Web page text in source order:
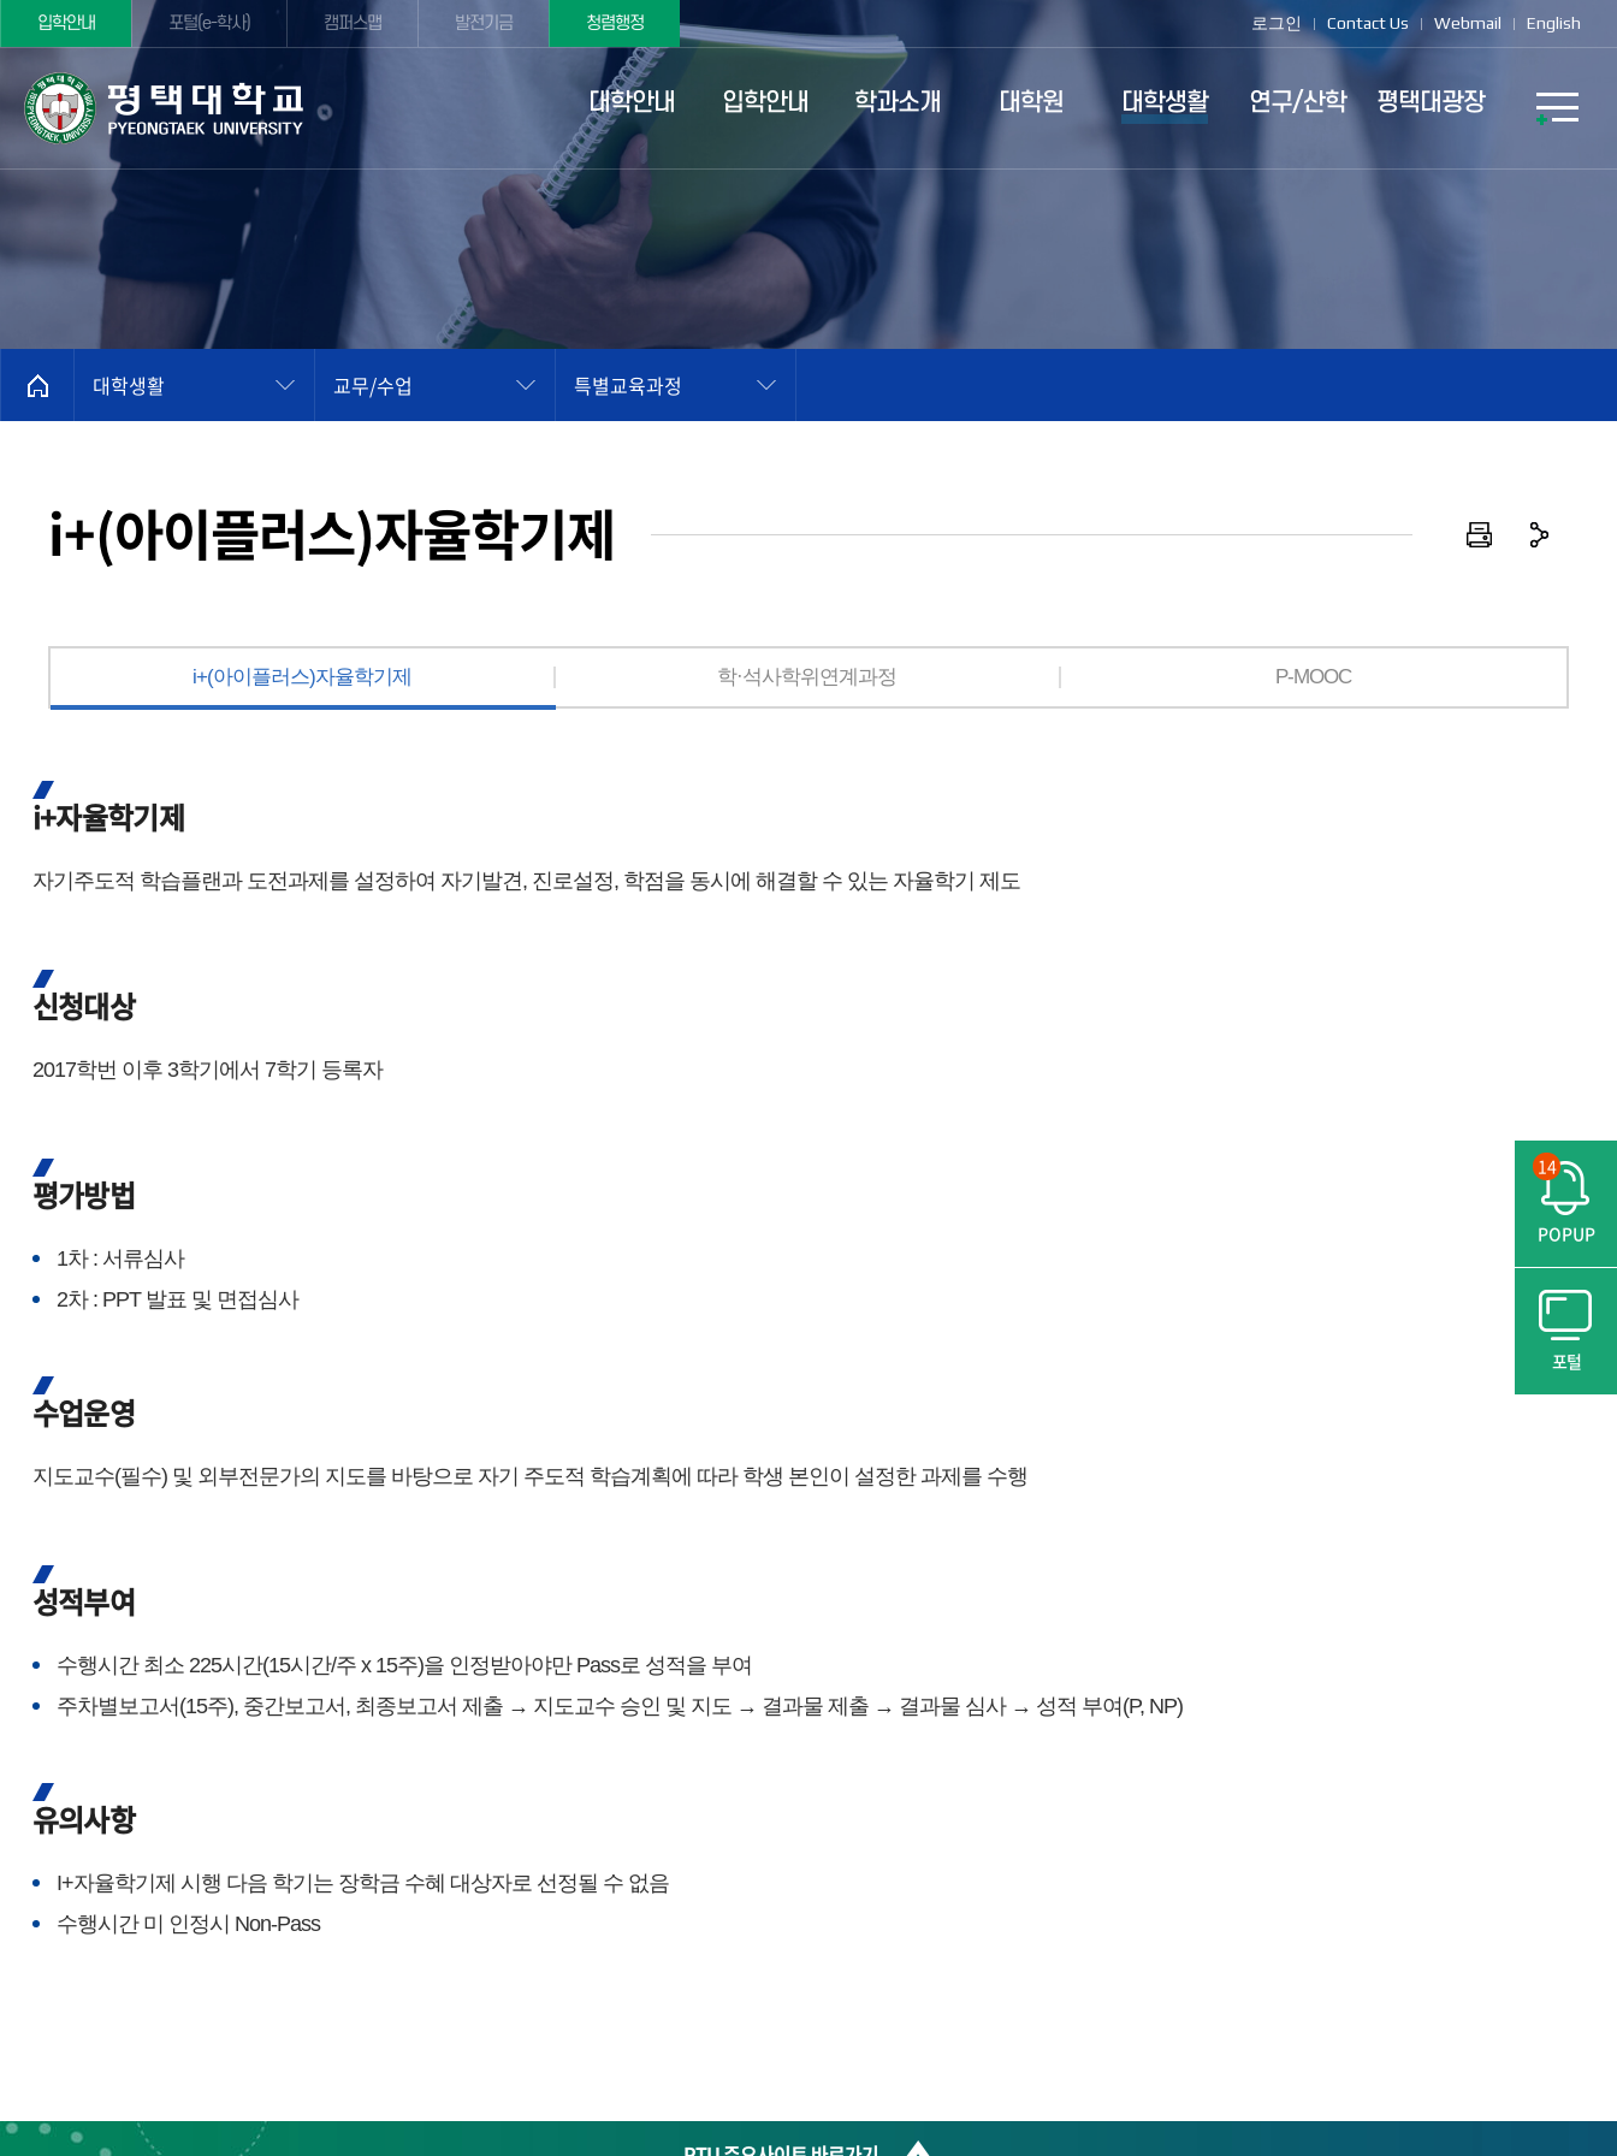
POPUP
14
포털
입학안내 포털(e-학사) 캠퍼스맵 발전기금 청렴행정 로그인 Contact Us Webmail English
대학안내 입학안내 학과소개 대학원 대학생활 연구/산학 평택대광장
대학생활 교무/수업 특별교육과정
i+(아이플러스)자율학기제
i+(아이플러스)자율학기제 학·석사학위연계과정 P-MOOC
i+자율학기제
자기주도적 학습플랜과 도전과제를 설정하여 자기발견, 진로설정, 학점을 동시에 해결할 수 있는 자율학기 제도
신청대상
2017학번 이후 3학기에서 7학기 등록자
평가방법
1차 : 서류심사
2차 : PPT 발표 및 면접심사
수업운영
지도교수(필수) 및 외부전문가의 지도를 바탕으로 자기 주도적 학습계획에 따라 학생 본인이 설정한 과제를 수행
성적부여
수행시간 최소 225시간(15시간/주 x 15주)을 인정받아야만 Pass로 성적을 부여
주차별보고서(15주), 중간보고서, 최종보고서 제출 → 지도교수 승인 및 지도 → 결과물 제출 → 결과물 심사 → 성적 부여(P, NP)
유의사항
I+자율학기제 시행 다음 학기는 장학금 수혜 대상자로 선정될 수 없음
수행시간 미 인정시 Non-Pass